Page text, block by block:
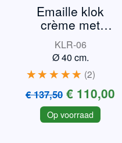
Emaille klok
crème met
bordeauxrand
KLR-06
Ø 40 cm.
2
€ 137,50 € 110,00
Op voorraad